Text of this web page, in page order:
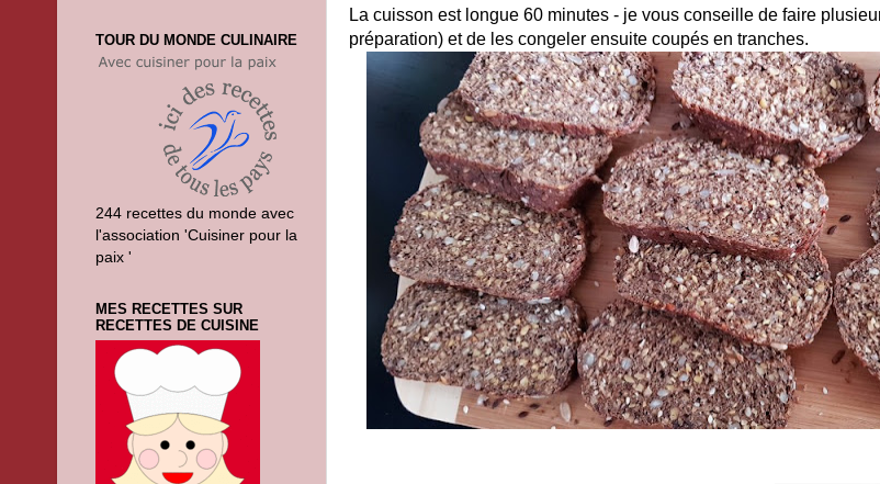
La cuisson est longue 60 minutes - je vous conseille de faire
préparation) et de les congeler ensuite coupés en tranches.
TOUR DU MONDE CULINAIRE
244 recettes du monde avec
l'association 'Cuisiner pour la
paix '
MES RECETTES SUR
RECETTES DE CUISINE